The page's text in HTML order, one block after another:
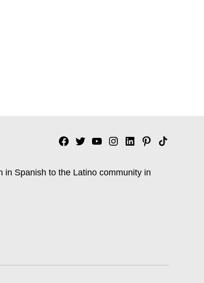
Facebook
TwitterYouTubeInstagram
Linkedin
Pinterest
Tik
in Spanish to the Latino community in